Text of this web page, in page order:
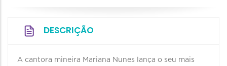
DESCRIÇÃO
A cantora mineira Mariana Nunes lança o seu mais